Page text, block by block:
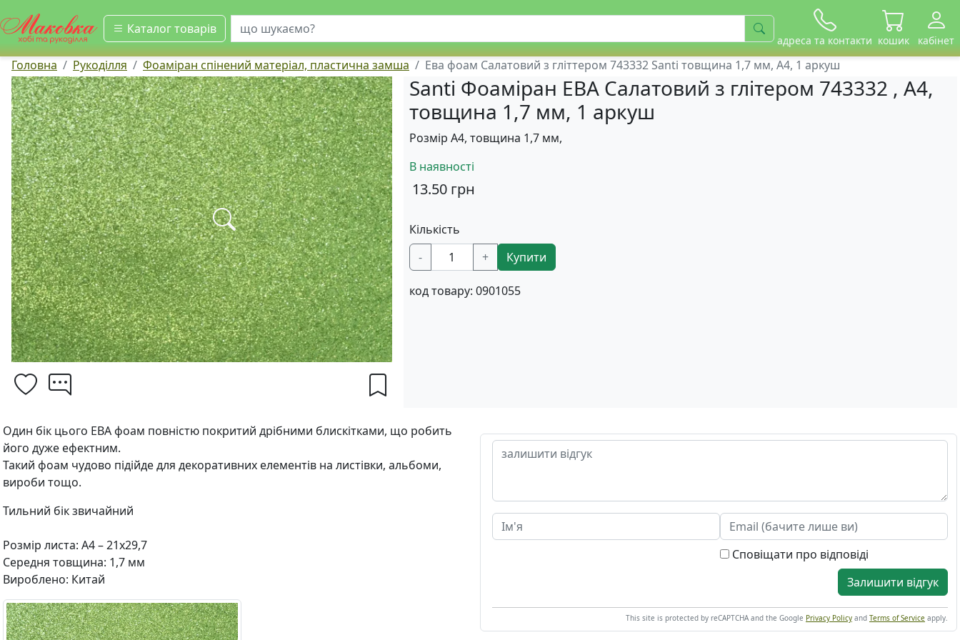
Каталог товарів
шукати
адреса та контакти кошик кабінет
Головна Рукоділля Фоаміран спінений матеріал, пластична замша Ева фоам Салатовий з гліттером 743332 Santi товщина 1,7 мм, А4, 1 аркуш
Santi Фоаміран ЕВА Салатовий з глітером 743332 , А4,
товщина 1,7 мм, 1 аркуш
Розмір А4, товщина 1,7 мм,
В наявності
13.50 грн
Кількість
-
+ Купити
код товару: 0901055
Один бік цього ЕВА фоам повністю покритий дрібними блискітками, що робить
його дуже ефектним.
Такий фоам чудово підійде для декоративних елементів на листівки, альбоми,
вироби тощо.
Тильний бік звичайний
Розмір листа: А4 – 21х29,7
Середня товщина: 1,7 мм
Вироблено: Китай
Сповіщати про відповіді
Залишити відгук
This site is protected by reCAPTCHA and the Google Privacy Policy and Terms of Service apply.